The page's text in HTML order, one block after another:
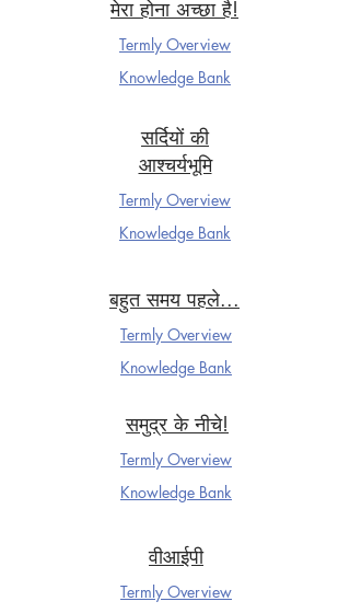
मेरा होना अच्छा है!
Termly Overview
Knowledge Bank
सर्दियों की
आश्चर्यभूमि
Termly Overview
Knowledge Bank
बहुत समय पहले...
Termly Overview
Knowledge Bank
समुद्र के नीचे!
Termly Overview
Knowledge Bank
वीआईपी
Termly Overview